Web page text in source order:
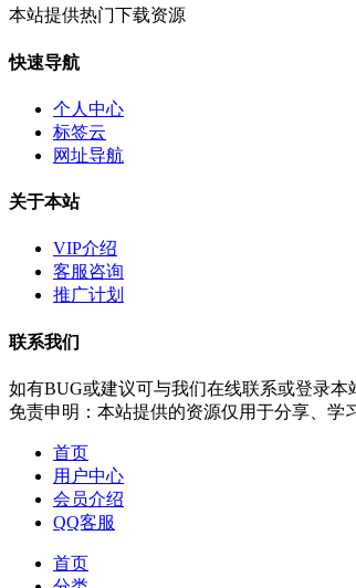
本站提供热门下载资源
快速导航
个人中心
标签云
网址导航
关于本站
VIP介绍
客服咨询
推广计划
联系我们
如有BUG或建议可与我们在线联系或登录本
免责申明：本站提供的资源仅用于分享、学
首页
用户中心
会员介绍
QQ客服
首页